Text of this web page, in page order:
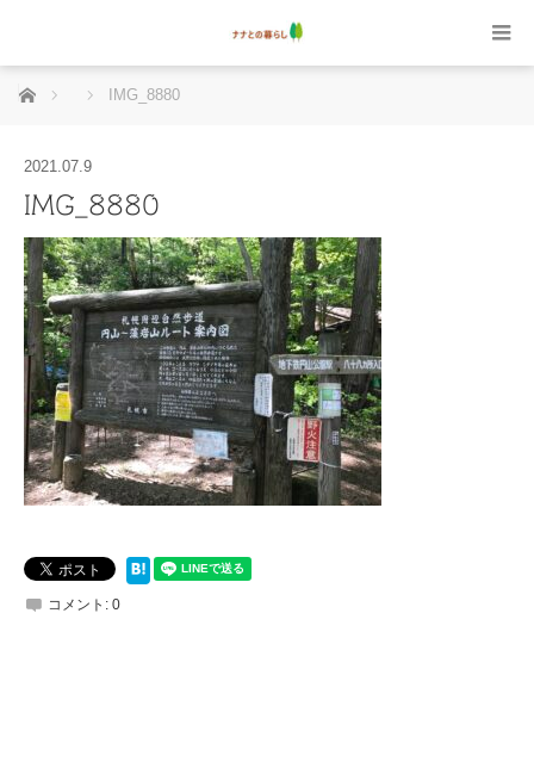
ホーム IMG_8880
2021.07.9
IMG_8880
コメント: 0